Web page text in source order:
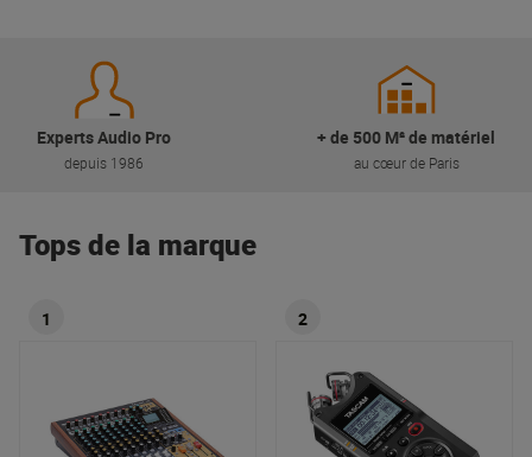
Experts Audio Pro
depuis 1986
+ de 500 M² de matériel
au cœur de Paris
Tops de la marque
1 2